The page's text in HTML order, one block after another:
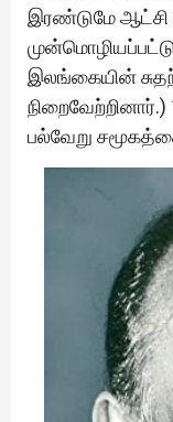
இரண்டுமே ஆட்சி
இலங்கையின்
பல்வேறு